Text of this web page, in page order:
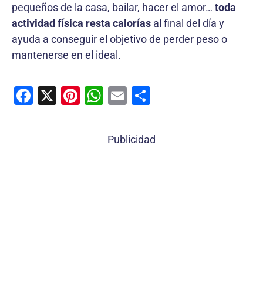
pequeños de la casa, bailar, hacer el amor… toda
actividad física resta calorías al final del día y
ayuda a conseguir el objetivo de perder peso o
mantenerse en el ideal.
F
X
Pi W
at
E
ai m
Publicidad